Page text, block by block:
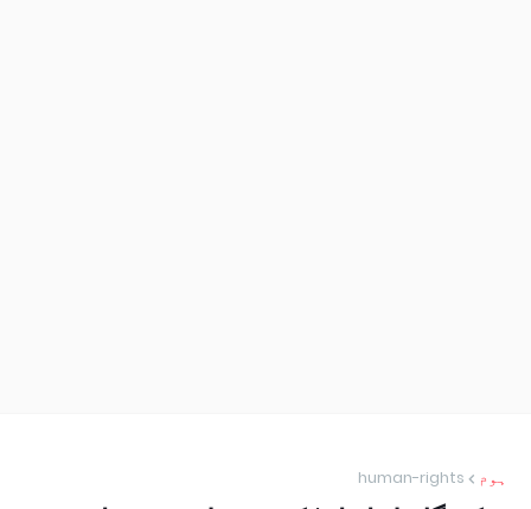
ہوم human-rights